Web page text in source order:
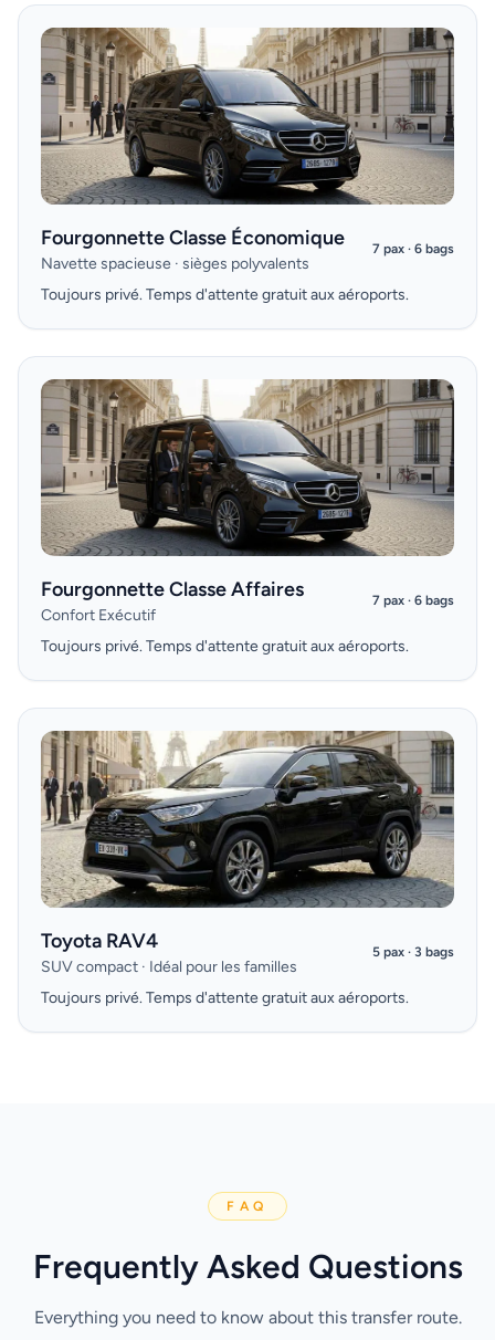
Fourgonnette Classe Économique
Navette spacieuse · sièges polyvalents
7 pax · 6 bags
Toujours privé. Temps d'attente gratuit aux aéroports.
Fourgonnette Classe Affaires
Confort Exécutif
7 pax · 6 bags
Toujours privé. Temps d'attente gratuit aux aéroports.
Toyota RAV4
SUV compact · Idéal pour les familles
5 pax · 3 bags
Toujours privé. Temps d'attente gratuit aux aéroports.
FAQ
Frequently Asked Questions
Everything you need to know about this transfer route.